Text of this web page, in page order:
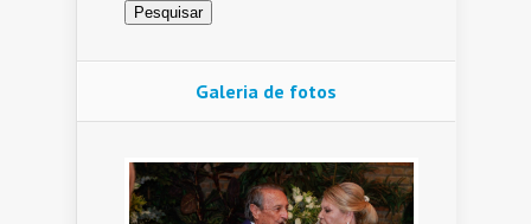
Galeria de fotos